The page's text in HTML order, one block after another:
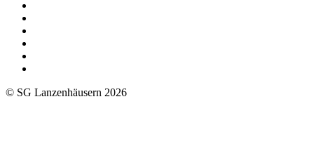
© SG Lanzenhäusern 2026